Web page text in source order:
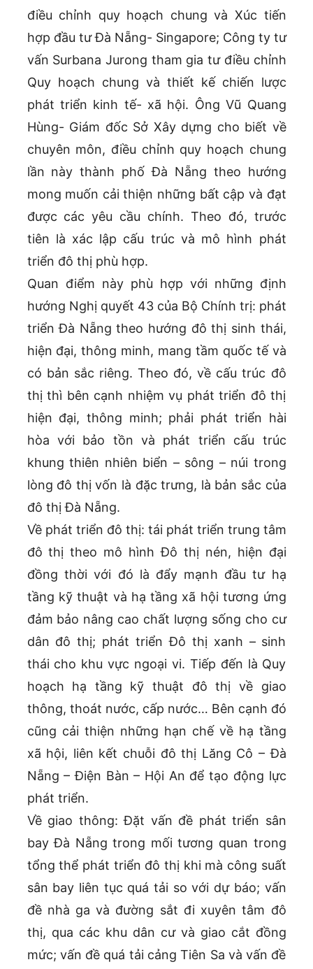
điều chỉnh quy hoạch chung và Xúc tiến
hợp đầu tư Đà Nẵng- Singapore; Công ty tư
vấn Surbana Jurong tham gia tư điều chỉnh
Quy hoạch chung và thiết kế chiến lược
phát triển kinh tế- xã hội. Ông Vũ Quang
Hùng- Giám đốc Sở Xây dựng cho biết về
chuyên môn, điều chỉnh quy hoạch chung
lần này thành phố Đà Nẵng theo hướng
mong muốn cải thiện những bất cập và đạt
được các yêu cầu chính. Theo đó, trước
tiên là xác lập cấu trúc và mô hình phát
triển đô thị phù hợp.
Quan điểm này phù hợp với những định
hướng Nghị quyết 43 của Bộ Chính trị: phát
triển Đà Nẵng theo hướng đô thị sinh thái,
hiện đại, thông minh, mang tầm quốc tế và
có bản sắc riêng. Theo đó, về cấu trúc đô
thị thì bên cạnh nhiệm vụ phát triển đô thị
hiện đại, thông minh; phải phát triển hài
hòa với bảo tồn và phát triển cấu trúc
khung thiên nhiên biển – sông – núi trong
lòng đô thị vốn là đặc trưng, là bản sắc của
đô thị Đà Nẵng.
Về phát triển đô thị: tái phát triển trung tâm
đô thị theo mô hình Đô thị nén, hiện đại
đồng thời với đó là đẩy mạnh đầu tư hạ
tầng kỹ thuật và hạ tầng xã hội tương ứng
đảm bảo nâng cao chất lượng sống cho cư
dân đô thị; phát triển Đô thị xanh – sinh
thái cho khu vực ngoại vi. Tiếp đến là Quy
hoạch hạ tầng kỹ thuật đô thị về giao
thông, thoát nước, cấp nước… Bên cạnh đó
cũng cải thiện những hạn chế về hạ tầng
xã hội, liên kết chuỗi đô thị Lăng Cô – Đà
Nẵng – Điện Bàn – Hội An để tạo động lực
phát triển.
Về giao thông: Đặt vấn đề phát triển sân
bay Đà Nẵng trong mối tương quan trong
tổng thể phát triển đô thị khi mà công suất
sân bay liên tục quá tải so với dự báo; vấn
đề nhà ga và đường sắt đi xuyên tâm đô
thị, qua các khu dân cư và giao cắt đồng
mức; vấn đề quá tải cảng Tiên Sa và vấn đề